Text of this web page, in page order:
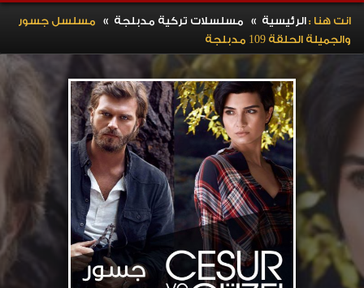
انت هنا :الرئيسية » مسلسلات تركية مدبلجة » مسلسل جسور
والجميلة الحلقة 109 مدبلجة